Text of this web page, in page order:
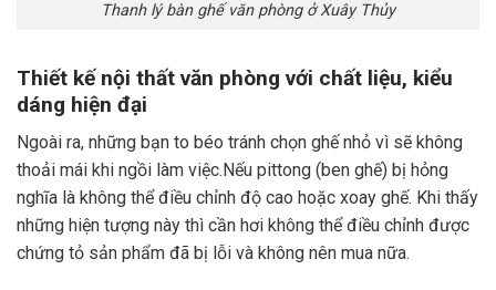
Thanh lý bàn ghế văn phòng ở Xuây Thủy
Thiết kế nội thất văn phòng với chất liệu, kiểu
dáng hiện đại
Ngoài ra, những bạn to béo tránh chọn ghế nhỏ vì sẽ không
thoải mái khi ngồi làm việc.Nếu pittong (ben ghế) bị hỏng
nghĩa là không thể điều chỉnh độ cao hoặc xoay ghế. Khi thấy
những hiện tượng này thì cần hơi không thể điều chỉnh được
chứng tỏ sản phẩm đã bị lỗi và không nên mua nữa.